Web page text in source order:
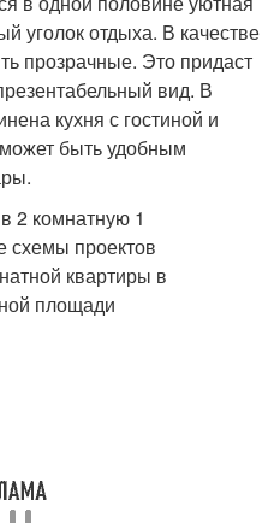
уголок отдыха. В качестве
прозрачные. Это придаст
вид. В
кухня с гостиной и
быть удобным